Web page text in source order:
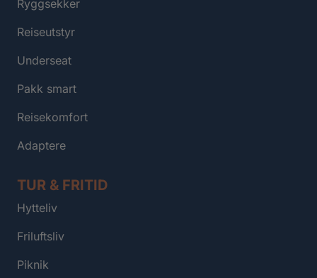
Ryggsekker
Reiseutstyr
Underseat
Pakk smart
Reisekomfort
Adaptere
TUR & FRITID
Hytteliv
Friluftsliv
Piknik